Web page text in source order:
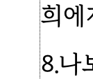
희에
8.나